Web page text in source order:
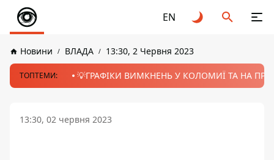
EN
Новини ВЛАДА 13:30, 2 Червня 2023
ТОПТЕМИ: 💡ГРАФІКИ ВИМКНЕНЬ У КОЛОМИЇ ТА НА
13:30, 02 червня 2023